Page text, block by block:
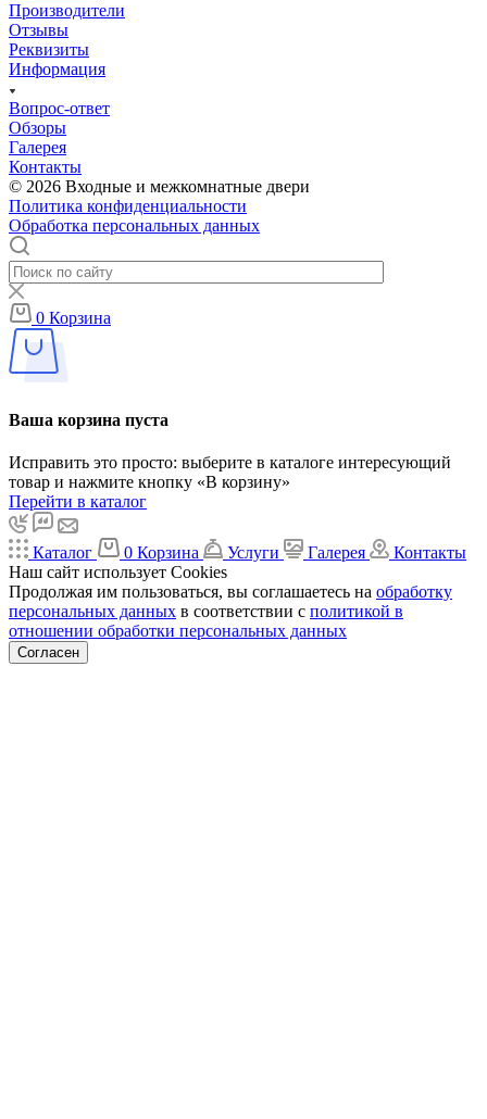
Производители
Отзывы
Реквизиты
Информация
Вопрос-ответ
Обзоры
Галерея
Контакты
© 2026 Входные и межкомнатные двери
Политика конфиденциальности
Обработка персональных данных
0 Корзина
Ваша корзина пуста
Исправить это просто: выберите в каталоге интересующий
товар и нажмите кнопку «В корзину»
Перейти в каталог
Каталог 0 Корзина Услуги Галерея
Контакты
Наш сайт использует Cookies
Продолжая им пользоваться, вы соглашаетесь на обработку
персональных данных в соответствии с политикой в
отношении обработки персональных данных
Согласен